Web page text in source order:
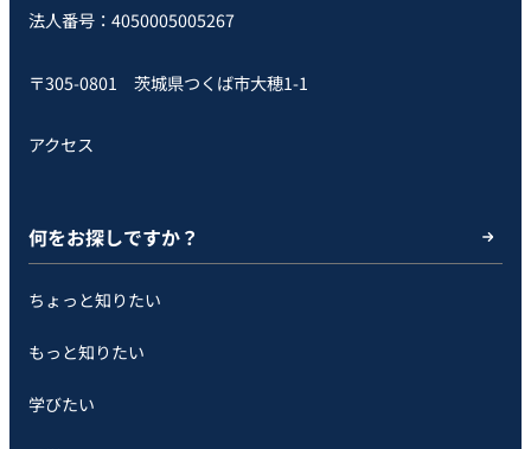
法人番号：4050005005267
〒305-0801 茨城県つくば市大穂1-1
アクセス
何をお探しですか？
ちょっと知りたい
もっと知りたい
学びたい